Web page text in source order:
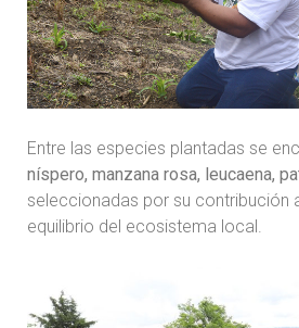
Entre las especies plantadas se
níspero, manzana rosa, leucaena,
seleccionadas por su contribución
equilibrio del ecosistema local.